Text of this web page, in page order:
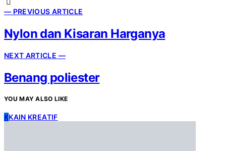
— PREVIOUS ARTICLE
Nylon dan Kisaran Harganya
NEXT ARTICLE —
Benang poliester
YOU MAY ALSO LIKE
KKAIN KREATIF